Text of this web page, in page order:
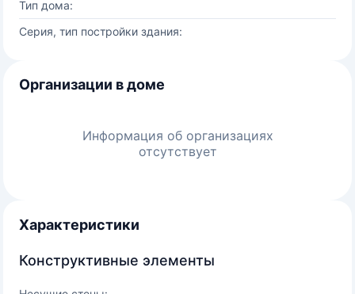
Тип дома:
Серия, тип постройки здания:
Организации в доме
Информация об организациях
отсутствует
Характеристики
Конструктивные элементы